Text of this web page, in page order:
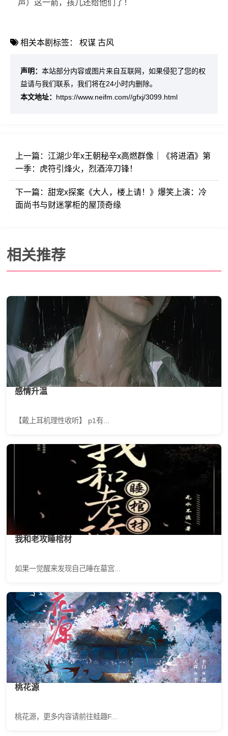
声）这一箭，孩儿还给他们了！
相关本剧标签： 权谋 古风
声明： 本站部分内容或图片来自互联网，如果侵犯了您的权
益请与我们联系，我们将在24小时内删除。
本文地址： https://www.neifm.com//gfxj/3099.html
上一篇： 江湖少年x王朝秘辛x高燃群像｜《将进酒》第
一季：虎符引烽火，烈酒淬刀锋！
下一篇： 甜宠x探案《大人，楼上请！》爆笑上演：冷
面尚书与财迷掌柜的屋顶奇缘
相关推荐
感情升温
【戴上耳机理性收听】 p1有...
我和老攻睡棺材
如果一觉醒来发现自己睡在墓宫...
桃花源
桃花源，更多内容请前往蛙趣F...